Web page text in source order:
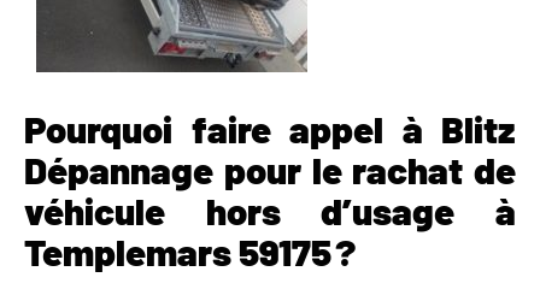
Pourquoi faire appel à Blitz
Dépannage pour le rachat de
véhicule hors d’usage à
Templemars 59175 ?